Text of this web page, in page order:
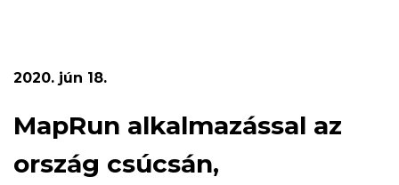
számháborúzhatsz, libegőzhetsz,
strandolhatsz! Az 5 napos tábor időpontja […]
2020. jún 18.
MapRun alkalmazással az
ország csúcsán,